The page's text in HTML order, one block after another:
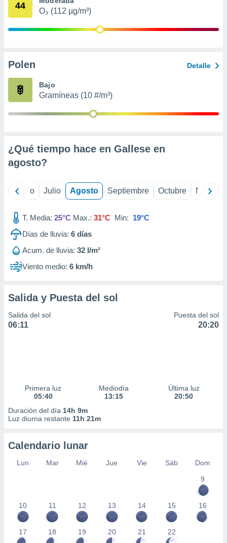
publicidad
de
1199
44
O₃ (112 µg/m³)
Polen Detalle
Bajo
Gramíneas (10 #/m³)
¿Qué tiempo hace en Gallese en
agosto?
Junio Julio Agosto Septiembre Octubre
T. Media: 25°C Max.: 31°C Min: 19°C
Días de lluvia: 6 días
Acum. de lluvia: 32 l/m²
Viento medio: 6 km/h
Salida y Puesta del sol
Salida del sol
06:11
Puesta del sol
20:20
Primera luz
05:40
Mediodía
13:15
Última luz
20:50
Duración del día 14h 9m
Luz diurna restante 11h 21m
Calendario lunar
Lun Mar Mié Jue Vie Sáb
Dom
9
10 11 12 13 14 15 16
17 18 19 20 21 22